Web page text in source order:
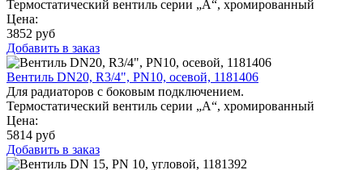
Термостатический вентиль серии „A“, хромированный
Цена:
3852 руб
Добавить в заказ
Вентиль DN20, R3/4", PN10, осевой, 1181406
Для радиаторов с боковым подключением.
Термостатический вентиль серии „A“, хромированный
Цена:
5814 руб
Добавить в заказ